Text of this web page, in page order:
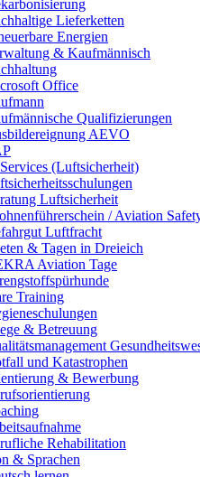
Lieferketten
Energien
& Kaufmännisch
Office
Qualifizierungen
AEVO
(Luftsicherheit)
Luftsicherheit
/ Aviation
Luftfracht
& Tagen in Dreieich
Aviation Tage
Training
& Betreuung
und Katastrophen
& Bewerbung
Rehabilitation
& Sprachen